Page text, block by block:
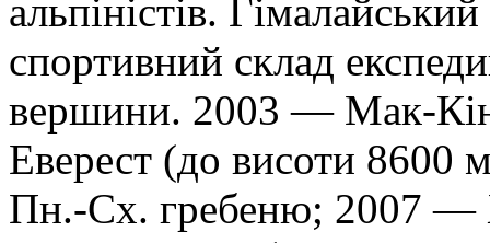
альпіністів.
спортивний склад
вершини. 2003 — Мак-
Еверест (до висоти
Пн.-Сх. гребеню; 2007 —